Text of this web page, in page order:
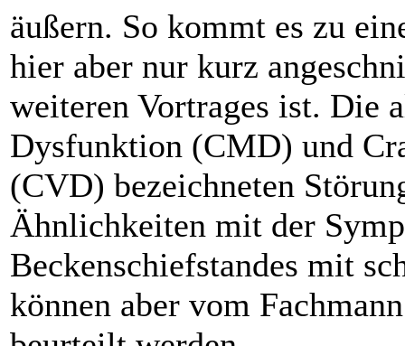
äußern. So kommt es zu
hier aber nur kurz
weiteren Vortrages ist. Die
Dysfunktion (CMD) und
(CVD) bezeichneten
Ähnlichkeiten mit der
Beckenschiefstandes mit
können aber vom